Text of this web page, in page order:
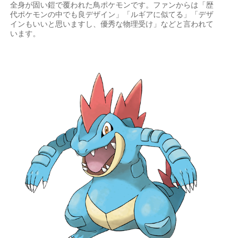
全身が固い鎧で覆われた鳥ポケモンです。ファンからは「歴
代ポケモンの中でも良デザイン」「ルギアに似てる」「デザ
インもいいと思いますし、優秀な物理受け」などと言われて
います。